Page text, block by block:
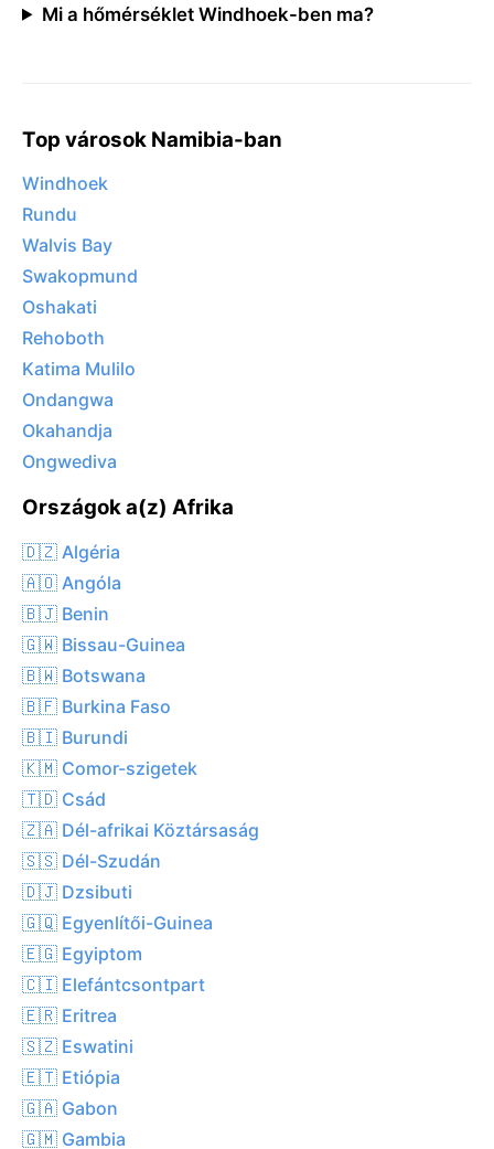
Mi a hőmérséklet Windhoek-ben ma?
Top városok Namibia-ban
Windhoek
Rundu
Walvis Bay
Swakopmund
Oshakati
Rehoboth
Katima Mulilo
Ondangwa
Okahandja
Ongwediva
Országok a(z) Afrika
🇩🇿 Algéria
🇦🇴 Angóla
🇧🇯 Benin
🇬🇼 Bissau-Guinea
🇧🇼 Botswana
🇧🇫 Burkina Faso
🇧🇮 Burundi
🇰🇲 Comor-szigetek
🇹🇩 Csád
🇿🇦 Dél-afrikai Köztársaság
🇸🇸 Dél-Szudán
🇩🇯 Dzsibuti
🇬🇶 Egyenlítői-Guinea
🇪🇬 Egyiptom
🇨🇮 Elefántcsontpart
🇪🇷 Eritrea
🇸🇿 Eswatini
🇪🇹 Etiópia
🇬🇦 Gabon
🇬🇲 Gambia